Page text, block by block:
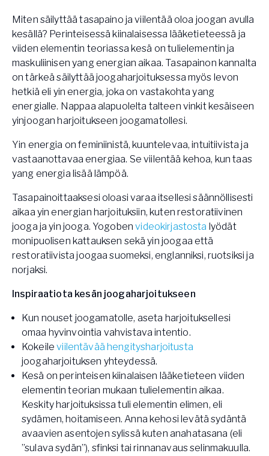
Miten säilyttää tasapaino ja viilentää oloa joogan avulla
kesällä? Perinteisessä kiinalaisessa lääketieteessä ja
viiden elementin teoriassa kesä on tulielementin ja
maskuliinisen yang energian aikaa. Tasapainon kannalta
on tärkeä säilyttää joogaharjoituksessa myös levon
hetkiä eli yin energia, joka on vastakohta yang
energialle. Nappaa alapuolelta talteen vinkit kesäiseen
yinjoogan harjoitukseen joogamatollesi.
Yin energia on feminiinistä, kuuntelevaa, intuitiivista ja
vastaanottavaa energiaa. Se viilentää kehoa, kun taas
yang energia lisää lämpöä.
Tasapainoittaaksesi oloasi varaa itsellesi säännöllisesti
aikaa yin energian harjoituksiin, kuten restoratiivinen
jooga ja yin jooga. Yogobenvideokirjastosta lyödät
monipuolisen kattauksen sekä yin joogaa että
restoratiivista joogaa suomeksi, englanniksi, ruotsiksi ja
norjaksi.
Inspiraatiota kesän joogaharjoitukseen
Kun nouset joogamatolle, aseta harjoituksellesi
omaa hyvinvointia vahvistava intentio.
Kokeileviilentävää hengitysharjoitusta
joogaharjoituksen yhteydessä.
Kesä on perinteisen kiinalaisen lääketieteen viiden
elementin teorian mukaan tulielementin aikaa.
Keskity harjoituksissa tuli elementin elimen, eli
sydämen, hoitamiseen. Anna kehosi levätä sydäntä
avaavien asentojen sylissä kuten anahatasana (eli
”sulava sydän”), sfinksi tai rinnanavaus selinmakuulla.